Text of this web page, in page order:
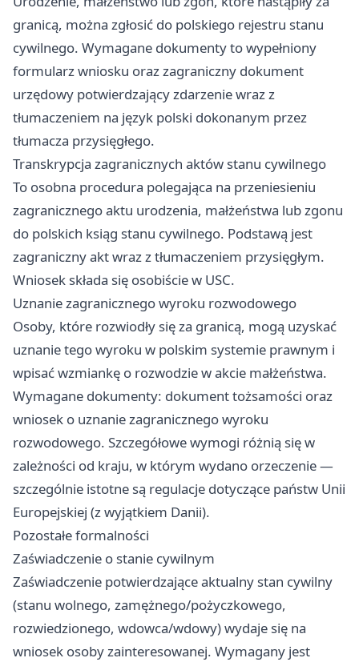
granicą, można zgłosić do polskiego rejestru stanu
cywilnego. Wymagane dokumenty to wypełniony
formularz wniosku oraz zagraniczny dokument
urzędowy potwierdzający zdarzenie wraz z
tłumaczeniem na język polski dokonanym przez
tłumacza przysięgłego.
Transkrypcja zagranicznych aktów stanu cywilnego
To osobna procedura polegająca na przeniesieniu
zagranicznego aktu urodzenia, małżeństwa lub zgonu
do polskich ksiąg stanu cywilnego. Podstawą jest
zagraniczny akt wraz z tłumaczeniem przysięgłym.
Wniosek składa się osobiście w USC.
Uznanie zagranicznego wyroku rozwodowego
Osoby, które rozwiodły się za granicą, mogą uzyskać
uznanie tego wyroku w polskim systemie prawnym i
wpisać wzmiankę o rozwodzie w akcie małżeństwa.
Wymagane dokumenty: dokument tożsamości oraz
wniosek o uznanie zagranicznego wyroku
rozwodowego. Szczegółowe wymogi różnią się w
zależności od kraju, w którym wydano orzeczenie —
szczególnie istotne są regulacje dotyczące państw Unii
Europejskiej (z wyjątkiem Danii).
Pozostałe formalności
Zaświadczenie o stanie cywilnym
Zaświadczenie potwierdzające aktualny stan cywilny
(stanu wolnego, zamężnego/pożyczkowego,
rozwiedzionego, wdowca/wdowy) wydaje się na
wniosek osoby zainteresowanej. Wymagany jest